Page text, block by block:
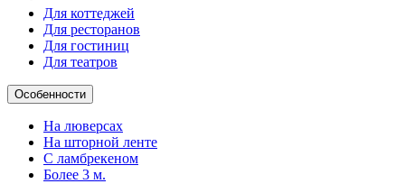
Для коттеджей
Для ресторанов
Для гостиниц
Для театров
Особенности
На люверсах
На шторной ленте
С ламбрекеном
Более 3 м.